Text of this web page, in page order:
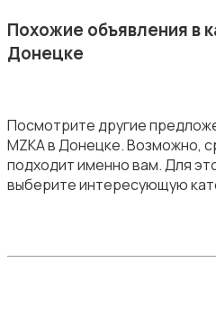
Похожие объявления в
Донецке
Посмотрите другие
MZKA в Донецке. Возможно,
подходит именно вам. Для
выберите интересующую